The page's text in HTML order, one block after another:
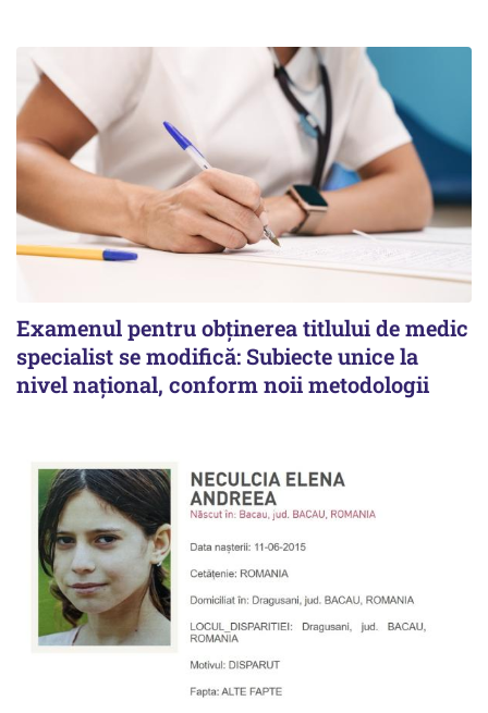
Examenul pentru obținerea titlului de medic
specialist se modifică: Subiecte unice la
nivel național, conform noii metodologii